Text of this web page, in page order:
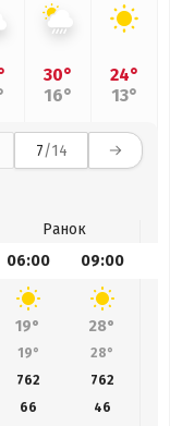
30°
16°
24°
13°
7/14
Ранок
06:00 09:00
19° 28°
19° 28°
762 762
66 46